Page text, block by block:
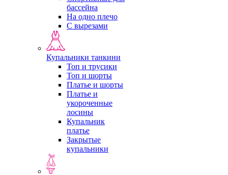
бассейна
На одно плечо
С вырезами
Купальники танкини
Топ и трусики
Топ и шорты
Платье и шорты
Платье и
укороченные
лосины
Купальник
платье
Закрытые
купальники